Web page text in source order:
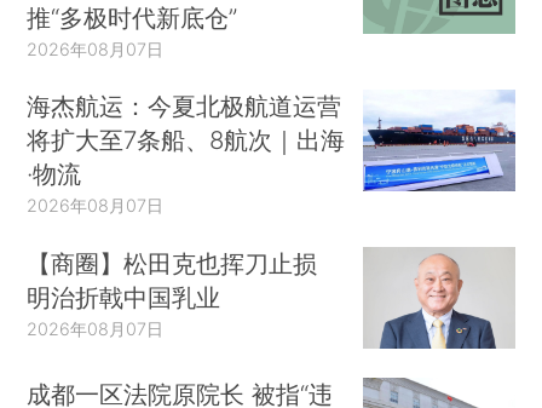
推“多极时代新底仓”
2026年08月07日
海杰航运：今夏北极航道运营
将扩大至7条船、8航次｜出海
·物流
2026年08月07日
【商圈】松田克也挥刀止损
明治折戟中国乳业
2026年08月07日
成都一区法院原院长 被指“违